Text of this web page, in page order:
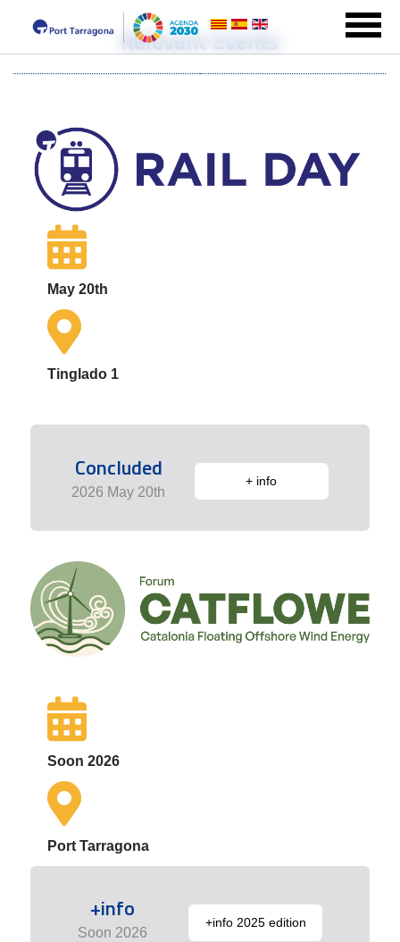
Relevant Events
May 20th
Tinglado 1
Concluded
2026 May 20th
+ info
Soon 2026
Port Tarragona
+info
Soon 2026
+info 2025 edition